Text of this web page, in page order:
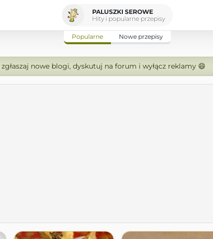
PALUSZKI SEROWE
Hity i popularne przepisy
Popularne Nowe przepisy
nowe blogi, dyskutuj na forum i wyłącz reklamy 😄